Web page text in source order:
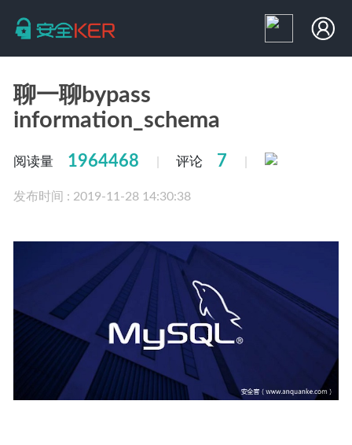
聊一聊bypass
information_schema
阅读量 1964468 评论 7
发布时间 : 2019-11-28 14:30:38